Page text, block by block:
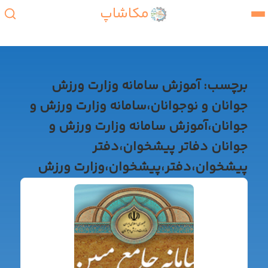
مکاشاپ
برچسب:آموزش سامانه وزارت ورزش
جوانان و نوجوانان،سامانه وزارت ورزش و
جوانان،آموزش سامانه وزارت ورزش و
جوانان دفاتر پیشخوان،دفتر
پیشخوان،دفتر،پیشخوان،وزارت ورزش